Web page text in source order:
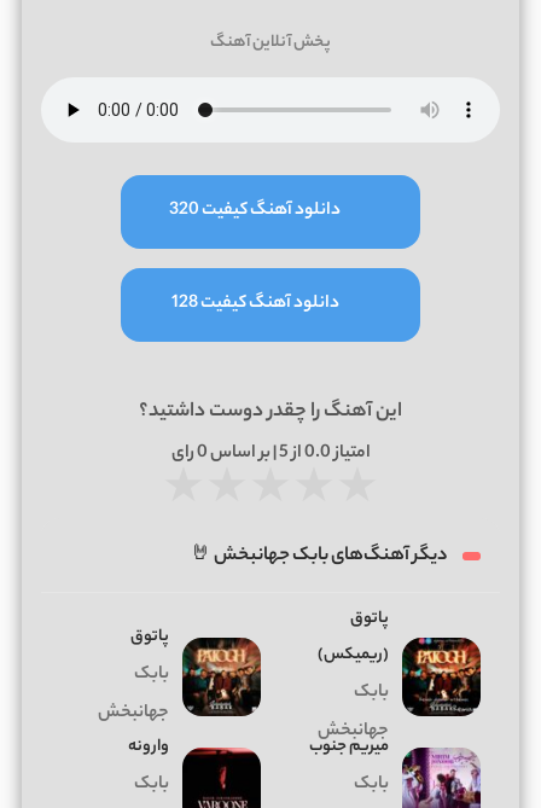
پخش آنلاین آهنگ
دانلود آهنگ کیفیت 320
دانلود آهنگ کیفیت 128
این آهنگ را چقدر دوست داشتید؟
امتیاز0.0از 5 | بر اساس 0رای
دیگر آهنگ‌های بابک جهانبخش 🤘
پاتوق
(ریمیکس)
بابک
جهانبخش
پاتوق
بابک
جهانبخش
میریم جنوب
بابک
وارونه
بابک